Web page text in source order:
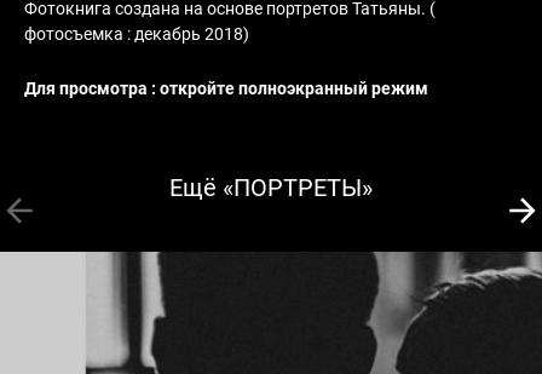
Фотокнига создана на основе портретов Татьяны. (
фотосъемка : декабрь 2018)
Для просмотра : откройте полноэкранный режим
Ещё «ПОРТРЕТЫ»